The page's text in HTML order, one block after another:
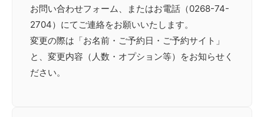
お問い合わせフォーム、またはお電話（0268-74-
2704）にてご連絡をお願いいたします。
変更の際は「お名前・ご予約日・ご予約サイト」
と、変更内容（人数・オプション等）をお知らせく
ださい。